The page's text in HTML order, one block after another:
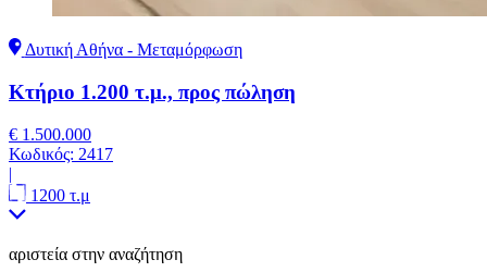
Δυτική Αθήνα - Μεταμόρφωση
Κτήριο 1.200 τ.μ., προς πώληση
€ 1.500.000
Κωδικός: 2417
|
1200 τ.μ
αριστεία στην αναζήτηση